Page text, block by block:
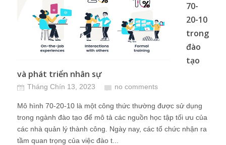
70-
20-10
trong
đào
tạo
và phát triển nhân sự
Tháng Chín 13, 2023 no comments
Mô hình 70-20-10 là một công thức thường được sử dụng
trong ngành đào tạo để mô tả các nguồn học tập tối ưu của
các nhà quản lý thành công. Ngày nay, các tổ chức nhận ra
tầm quan trọng của việc đào t...